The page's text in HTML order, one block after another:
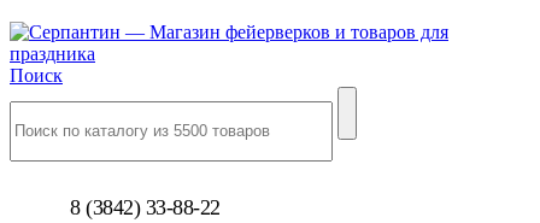
Поиск
8 (3842) 33-88-22